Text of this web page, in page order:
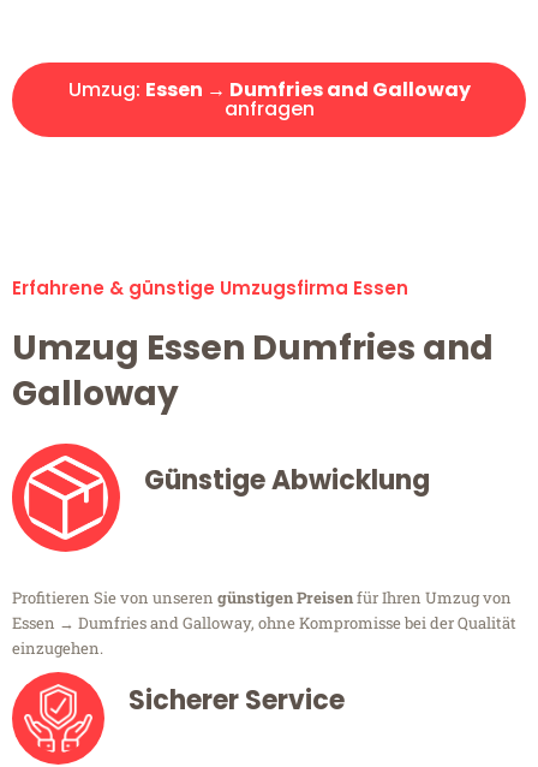
Umzug: Essen → Dumfries and Galloway
anfragen
Erfahrene & günstige Umzugsfirma Essen
Umzug Essen Dumfries and
Galloway
Günstige Abwicklung
Profitieren Sie von unseren günstigen Preisenfür Ihren Umzug von
Essen → Dumfries and Galloway, ohne Kompromisse bei der Qualität
einzugehen.
Sicherer Service